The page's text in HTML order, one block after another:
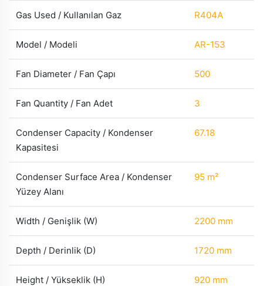
Gas Used / Kullanılan Gaz R404A
Model / Modeli AR-153
Fan Diameter / Fan Çapı 500
Fan Quantity / Fan Adet 3
Condenser Capacity / Kondenser
Kapasitesi
67.18
Condenser Surface Area / Kondenser
Yüzey Alanı
95 m²
Width / Genişlik (W) 2200 mm
Depth / Derinlik (D) 1720 mm
Height / Yükseklik (H) 920 mm